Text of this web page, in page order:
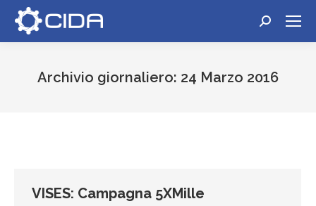
Cerca:
Archivio giornaliero: 24 Marzo 2016
VISES: Campagna 5XMille